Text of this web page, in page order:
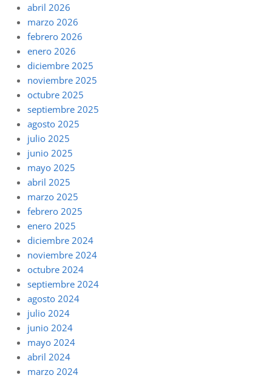
abril 2026
marzo 2026
febrero 2026
enero 2026
diciembre 2025
noviembre 2025
octubre 2025
septiembre 2025
agosto 2025
julio 2025
junio 2025
mayo 2025
abril 2025
marzo 2025
febrero 2025
enero 2025
diciembre 2024
noviembre 2024
octubre 2024
septiembre 2024
agosto 2024
julio 2024
junio 2024
mayo 2024
abril 2024
marzo 2024